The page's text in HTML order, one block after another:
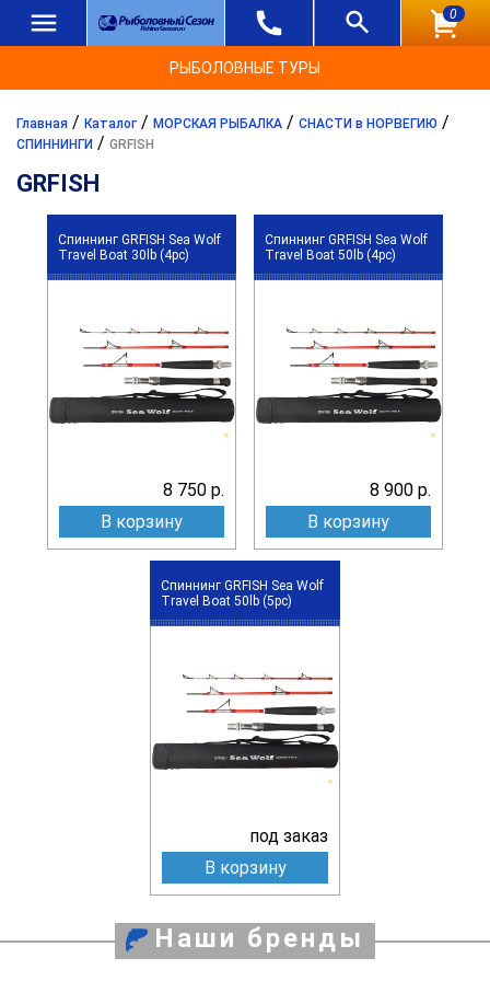
0
РЫБОЛОВНЫЕ ТУРЫ
Главная / Каталог / МОРСКАЯ РЫБАЛКА / СНАСТИ в НОРВЕГИЮ /
СПИННИНГИ / GRFISH
GRFISH
Спиннинг GRFISH Sea Wolf
Travel Boat 30lb (4pc)
8 750 р.
В корзину
Спиннинг GRFISH Sea Wolf
Travel Boat 50lb (4pc)
8 900 р.
В корзину
Спиннинг GRFISH Sea Wolf
Travel Boat 50lb (5pc)
под заказ
В корзину
Наши бренды